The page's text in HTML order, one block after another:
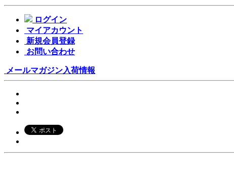
ログイン
マイアカウント
新規会員登録
お問い合わせ
メールマガジン入荷情報